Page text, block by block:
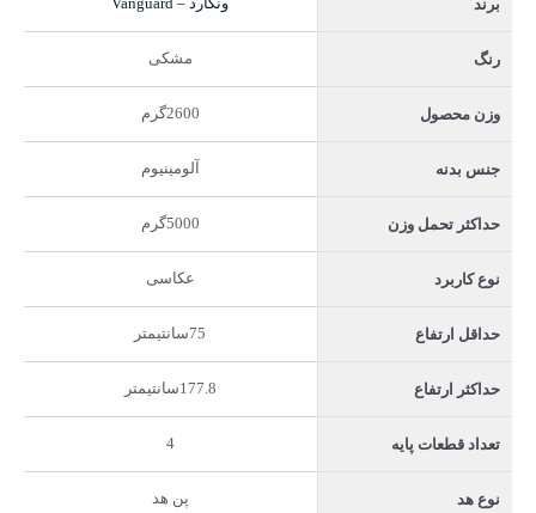
برند ونگارد – Vanguard
رنگ مشکی
وزن محصول 2600گرم
جنس بدنه آلومینیوم
حداکثر تحمل وزن 5000گرم
نوع کاربرد عکاسی
حداقل ارتفاع 75سانتیمتر
حداکثر ارتفاع 177.8سانتیمتر
تعداد قطعات پایه 4
نوع هد پن هد